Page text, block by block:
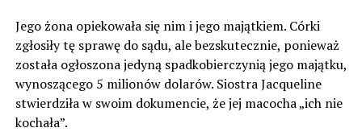
Jego żona opiekowała się nim i jego majątkiem. Córki
zgłosiły tę sprawę do sądu, ale bezskutecznie, ponieważ
została ogłoszona jedyną spadkobierczynią jego majątku,
wynoszącego 5 milionów dolarów. Siostra Jacqueline
stwierdziła w swoim dokumencie, że jej macocha „ich nie
kochała”.